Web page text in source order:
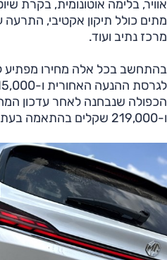
אוויר, בלימה אוטונומית, בקרת
מתים כולל תיקון אקטיבי, התרעה
מרכז נתיב ועוד.
ו-219,000 שקלים בהתאמה בעת ההשקה).